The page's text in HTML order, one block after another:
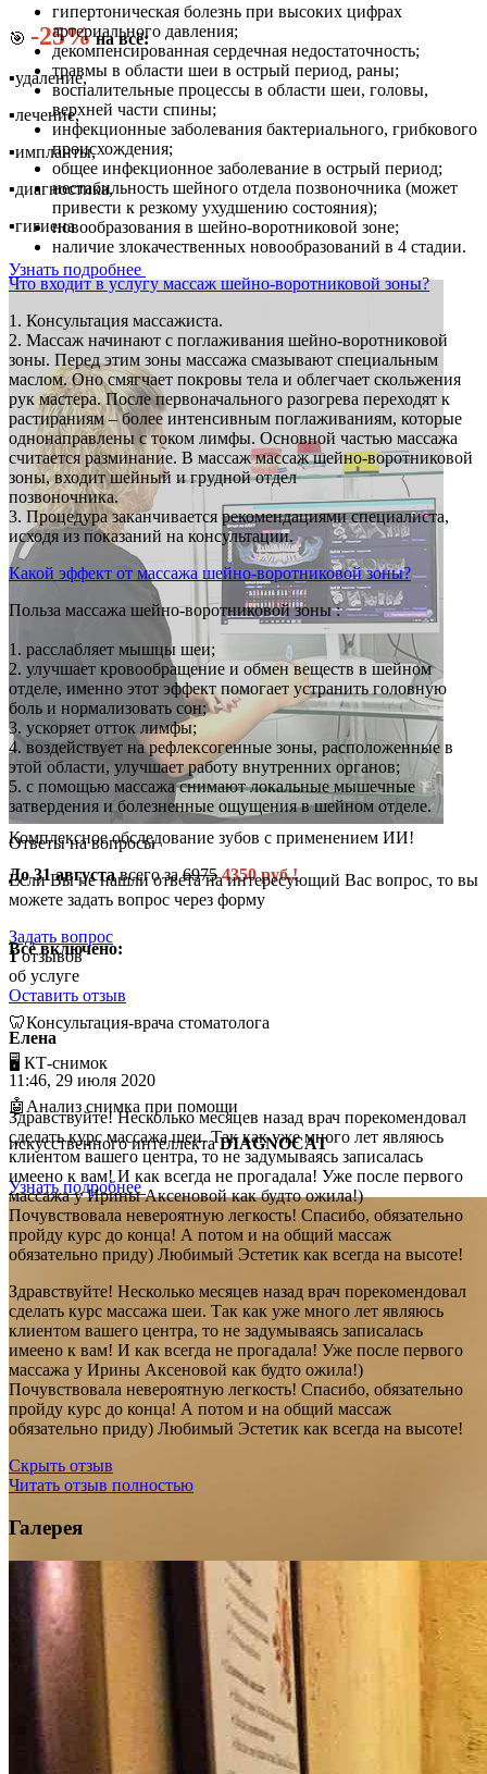
🎯 -25%на всё:
▪️удаление,
▪️лечение,
▪️импланты,
▪️диагностика,
▪️гигиена
Узнать подробнее
Комплексное обследование зубов с применением ИИ!
До 31 августавсего за6975 4350 руб.!
Всё включено:
🦷Консультация-врача стоматолога
🖥️ КТ-снимок
🤖Анализ снимка при помощи
искусственного интеллектаDIAGNOCAT
Узнать подробнее
гипертоническая болезнь при высоких цифрах
артериального давления;
декомпенсированная сердечная недостаточность;
травмы в области шеи в острый период, раны;
воспалительные процессы в области шеи, головы,
верхней части спины;
инфекционные заболевания бактериального, грибкового
происхождения;
общее инфекционное заболевание в острый период;
нестабильность шейного отдела позвоночника (может
привести к резкому ухудшению состояния);
новообразования в шейно-воротниковой зоне;
наличие злокачественных новообразований в 4 стадии.
Что входит в услугу массаж шейно-воротниковой зоны?
1. Консультация массажиста.
2. Массаж начинают с поглаживания шейно-воротниковой
зоны. Перед этим зоны массажа смазывают специальным
маслом. Оно смягчает покровы тела и облегчает скольжения
рук мастера. После первоначального разогрева переходят к
растираниям – более интенсивным поглаживаниям, которые
однонаправлены с током лимфы. Основной частью массажа
считается разминание. В массаж массаж шейно-воротниковой
зоны, входит шейный и грудной отдел
позвоночника.
3. Процедура заканчивается рекомендациями специалиста,
исходя из показаний на консультации.
Какой эффект от массажа шейно-воротниковой зоны?
Польза массажа шейно-воротниковой зоны :
1. расслабляет мышцы шеи;
2. улучшает кровообращение и обмен веществ в шейном
отделе, именно этот эффект помогает устранить головную
боль и нормализовать сон;
3. ускоряет отток лимфы;
4. воздействует на рефлексогенные зоны, расположенные в
этой области, улучшает работу внутренних органов;
5. с помощью массажа снимают локальные мышечные
затвердения и болезненные ощущения в шейном отделе.
Ответы на вопросы
Если Вы не нашли ответа на интересующий Вас вопрос, то вы
можете задать вопрос через форму
Задать вопрос
1отзывов
об услуге
Оставить отзыв
Елена
11:46, 29 июля 2020
Здравствуйте! Несколько месяцев назад врач порекомендовал
сделать курс массажа шеи. Так как уже много лет являюсь
клиентом вашего центра, то не задумываясь записалась
имеено к вам! И как всегда не прогадала! Уже после первого
массажа у Ирины Аксеновой как будто ожила!)
Почувствовала невероятную легкость! Спасибо, обязательно
пройду курс до конца! А потом и на общий массаж
обязательно приду) Любимый Эстетик как всегда на высоте!
Здравствуйте! Несколько месяцев назад врач порекомендовал
сделать курс массажа шеи. Так как уже много лет являюсь
клиентом вашего центра, то не задумываясь записалась
имеено к вам! И как всегда не прогадала! Уже после первого
массажа у Ирины Аксеновой как будто ожила!)
Почувствовала невероятную легкость! Спасибо, обязательно
пройду курс до конца! А потом и на общий массаж
обязательно приду) Любимый Эстетик как всегда на высоте!
Скрыть отзыв
Читать отзыв полностью
Галерея